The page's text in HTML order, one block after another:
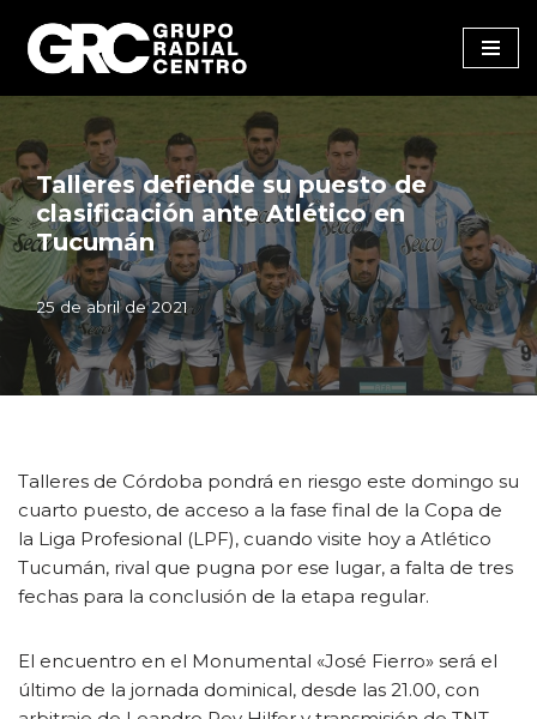
Saltar
al
contenido
Talleres defiende su puesto de
clasificación ante Atlético en
Tucumán
25 de abril de 2021
Talleres de Córdoba pondrá en riesgo este domingo su
cuarto puesto, de acceso a la fase final de la Copa de
la Liga Profesional (LPF), cuando visite hoy a Atlético
Tucumán, rival que pugna por ese lugar, a falta de tres
fechas para la conclusión de la etapa regular.
El encuentro en el Monumental «José Fierro» será el
último de la jornada dominical, desde las 21.00, con